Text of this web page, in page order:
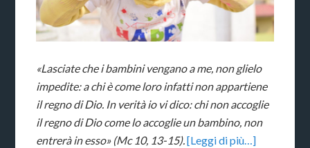
«Lasciate che i bambini vengano a me, non glielo
impedite: a chi è come loro infatti non appartiene
il regno di Dio. In verità io vi dico: chi non accoglie
il regno di Dio come lo accoglie un bambino, non
entrerà in esso» (Mc 10, 13-15).[Leggi di più…]